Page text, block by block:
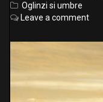
Oglinzi si umbre
Leave a comment